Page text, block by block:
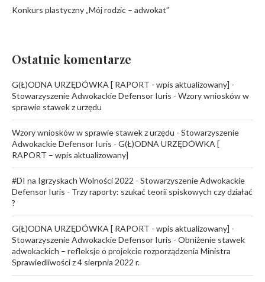
Konkurs plastyczny „Mój rodzic – adwokat”
Ostatnie komentarze
G(Ł)ODNA URZĘDÓWKA [ RAPORT - wpis aktualizowany] -
Stowarzyszenie Adwokackie Defensor Iuris - Wzory wniosków w
sprawie stawek z urzędu
Wzory wniosków w sprawie stawek z urzędu - Stowarzyszenie
Adwokackie Defensor Iuris - G(Ł)ODNA URZĘDÓWKA [
RAPORT – wpis aktualizowany]
#DI na Igrzyskach Wolności 2022 - Stowarzyszenie Adwokackie
Defensor Iuris - Trzy raporty: szukać teorii spiskowych czy działać
?
G(Ł)ODNA URZĘDÓWKA [ RAPORT - wpis aktualizowany] -
Stowarzyszenie Adwokackie Defensor Iuris - Obniżenie stawek
adwokackich – refleksje o projekcie rozporządzenia Ministra
Sprawiedliwości z 4 sierpnia 2022 r.